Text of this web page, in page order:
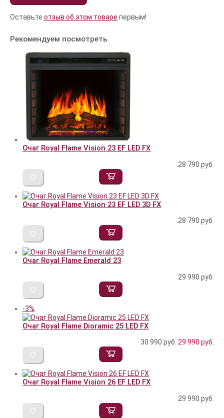
Оставьте отзыв об этом товаре первым!
Рекомендуем посмотреть
Очаг Royal Flame Vision 23 EF LED FX
28 790 руб.
Очаг Royal Flame Vision 23 EF LED 3D FX
28 790 руб.
Очаг Royal Flame Emerald 23
29 990 руб.
-3%
Очаг Royal Flame Dioramic 25 LED FX
30 990 руб. 29 990 руб.
Очаг Royal Flame Vision 26 EF LED FX
29 990 руб.